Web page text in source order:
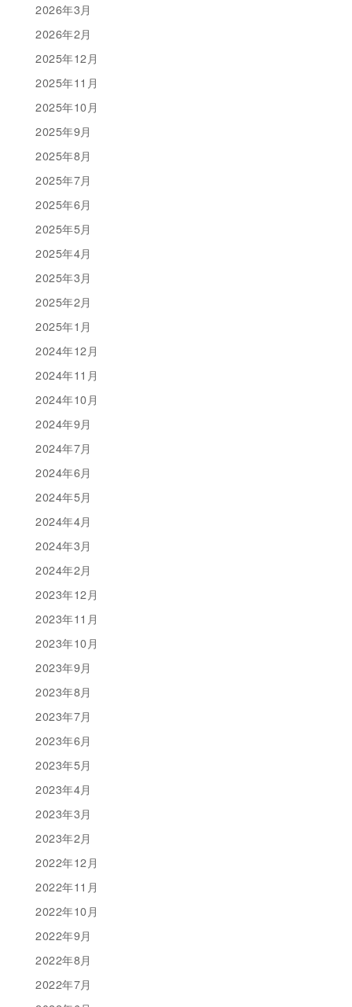
2026年3月
2026年2月
2025年12月
2025年11月
2025年10月
2025年9月
2025年8月
2025年7月
2025年6月
2025年5月
2025年4月
2025年3月
2025年2月
2025年1月
2024年12月
2024年11月
2024年10月
2024年9月
2024年7月
2024年6月
2024年5月
2024年4月
2024年3月
2024年2月
2023年12月
2023年11月
2023年10月
2023年9月
2023年8月
2023年7月
2023年6月
2023年5月
2023年4月
2023年3月
2023年2月
2022年12月
2022年11月
2022年10月
2022年9月
2022年8月
2022年7月